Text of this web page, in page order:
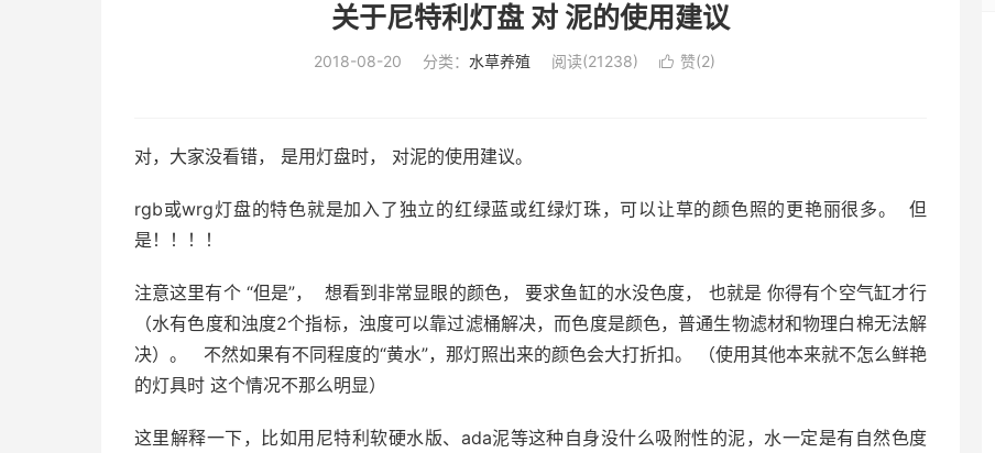
关于尼特利灯盘 对 泥的使用建议
2018-08-20 分类： 水草养殖 阅读(21238)  赞(2)
对，大家没看错， 是用灯盘时， 对泥的使用建议。
rgb或wrg灯盘的特色就是加入了独立的红绿蓝或红绿灯珠，可以让草的颜色照的更艳丽很多。 但
是！！！！
注意这里有个 “但是”， 想看到非常显眼的颜色， 要求鱼缸的水没色度， 也就是 你得有个空气缸才行
（水有色度和浊度2个指标，浊度可以靠过滤桶解决，而色度是颜色，普通生物滤材和物理白棉无法解
决）。 不然如果有不同程度的“黄水”，那灯照出来的颜色会大打折扣。 （使用其他本来就不怎么鲜艳
的灯具时 这个情况不那么明显）
这里解释一下，比如用尼特利软硬水版、ada泥等这种自身没什么吸附性的泥，水一定是有自然色度